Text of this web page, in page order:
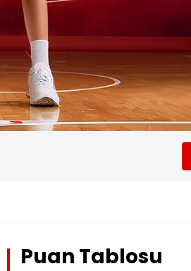
Puan Tablosu